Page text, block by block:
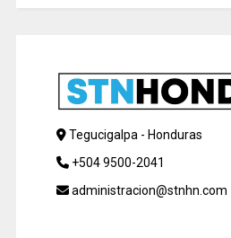
Tegucigalpa - Honduras
+504 9500-2041
administracion@stnhn.com